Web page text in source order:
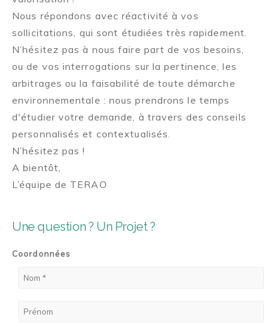
Une question ? Un Projet ?
Coordonnées
Nous répondons avec réactivité à vos
sollicitations, qui sont étudiées très rapidement.
N’hésitez pas à nous faire part de vos besoins,
ou de vos interrogations sur la pertinence, les
arbitrages ou la faisabilité de toute démarche
environnementale : nous prendrons le temps
d'étudier votre demande, à travers des conseils
personnalisés et contextualisés.
N’hésitez pas !
A bientôt,
L’équipe de TERAO